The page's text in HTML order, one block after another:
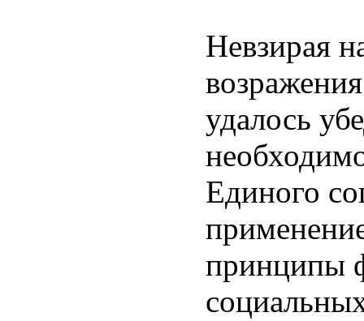
Невзирая
удалось
Единого
принципы